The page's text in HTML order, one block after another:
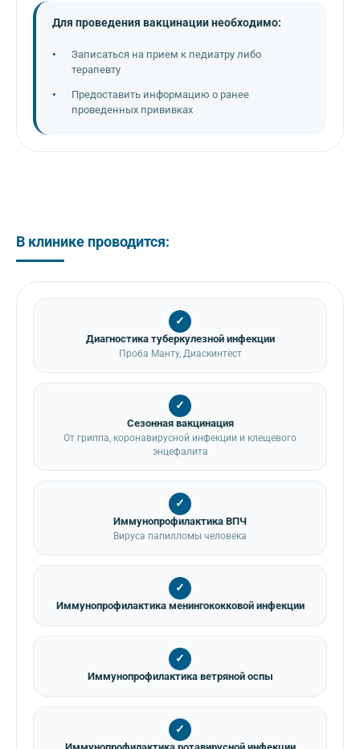
Для проведения вакцинации необходимо:
Записаться на прием к педиатру либо
терапевту
Предоставить информацию о ранее
проведенных прививках
В клинике проводится:
✓
Диагностика туберкулезной инфекции
Проба Манту, Диаскинтест
✓
Сезонная вакцинация
От гриппа, коронавирусной инфекции и клещевого
энцефалита
✓
Иммунопрофилактика ВПЧ
Вируса папилломы человека
✓
Иммунопрофилактика менингококковой инфекции
✓
Иммунопрофилактика ветряной оспы
✓
Иммунопрофилактика ротавирусной инфекции